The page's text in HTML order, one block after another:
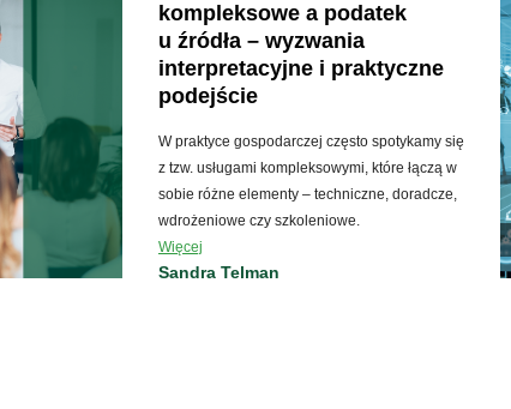
kompleksowe a podatek
u źródła – wyzwania
interpretacyjne i praktyczne
podejście
W praktyce gospodarczej często spotykamy się
z tzw. usługami kompleksowymi, które łączą w
sobie różne elementy – techniczne, doradcze,
wdrożeniowe czy szkoleniowe.
Więcej
Sandra Telman